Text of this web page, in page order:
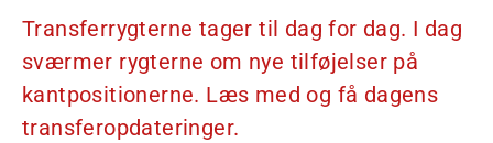
Transferrygterne tager til dag for dag. I dag
sværmer rygterne om nye tilføjelser på
kantpositionerne. Læs med og få dagens
transferopdateringer.